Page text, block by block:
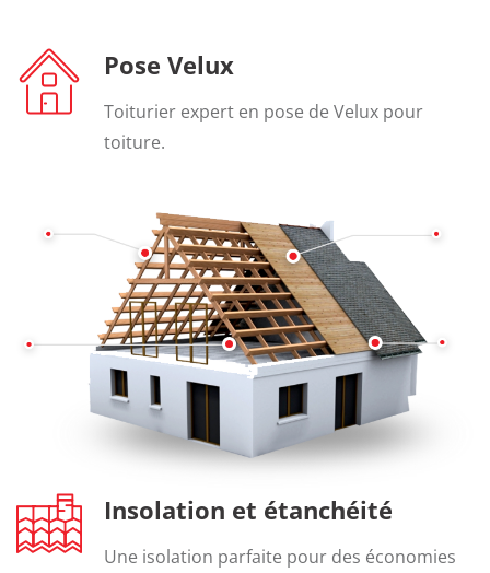
Pose Velux
Toiturier expert en pose de Velux pour
toiture.
Insolation et étanchéité
Une isolation parfaite pour des économies